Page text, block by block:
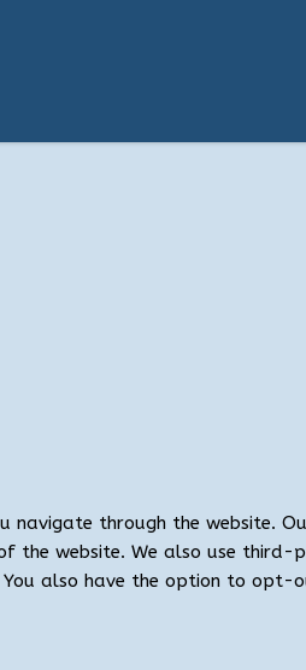
navigate through the
website. We also use
also have the option to